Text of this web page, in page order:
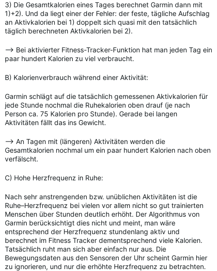
3) Die Gesamtkalorien eines Tages berechnet Garmin dann mit
1)+2). Und da liegt einer der Fehler: der feste, tägliche Aufschlag
an Aktivkalorien bei 1) doppelt sich quasi mit den tatsächlich
täglich berechneten Aktivkalorien bei 2).
—> Bei aktivierter Fitness-Tracker-Funktion hat man jeden Tag ein
paar hundert Kalorien zu viel verbraucht.
B) Kalorienverbrauch während einer Aktivität:
Garmin schlägt auf die tatsächlich gemessenen Aktivkalorien für
jede Stunde nochmal die Ruhekalorien oben drauf (je nach
Person ca. 75 Kalorien pro Stunde). Gerade bei langen
Aktivitäten fällt das ins Gewicht.
—> An Tagen mit (längeren) Aktivitäten werden die
Gesamtkalorien nochmal um ein paar hundert Kalorien nach oben
verfälscht.
C) Hohe Herzfrequenz in Ruhe:
Nach sehr anstrengenden bzw. unüblichen Aktivitäten ist die
Ruhe–Herzfrequenz bei vielen vor allem nicht so gut trainierten
Menschen über Stunden deutlich erhöht. Der Algorithmus von
Garmin berücksichtigt dies nicht und meint, man wäre
entsprechend der Herzfrequenz stundenlang aktiv und
berechnet im Fitness Tracker dementsprechend viele Kalorien.
Tatsächlich ruht man sich aber einfach nur aus. Die
Bewegungsdaten aus den Sensoren der Uhr scheint Garmin hier
zu ignorieren, und nur die erhöhte Herzfrequenz zu betrachten.